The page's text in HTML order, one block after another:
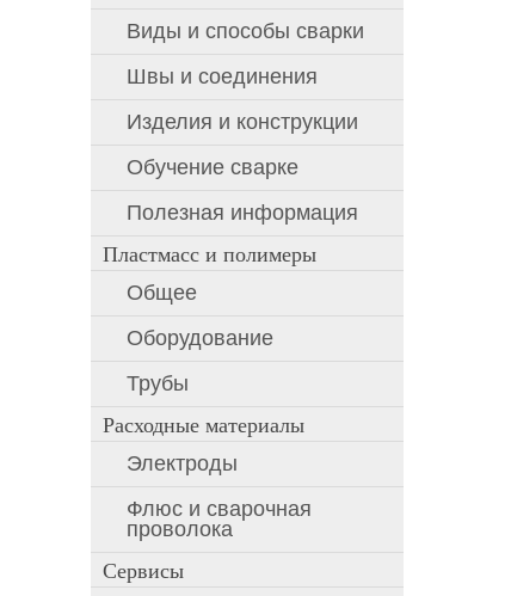
Виды и способы сварки
Швы и соединения
Изделия и конструкции
Обучение сварке
Полезная информация
Пластмасс и полимеры
Общее
Оборудование
Трубы
Расходные материалы
Электроды
Флюс и сварочная
проволока
Сервисы